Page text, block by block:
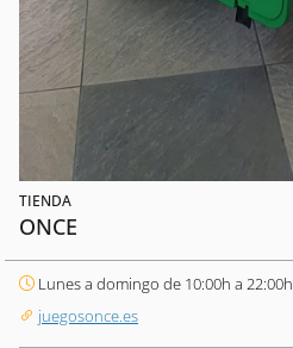
TIENDA
ONCE
Lunes a domingo de 10:00h a 22:00h
juegosonce.es